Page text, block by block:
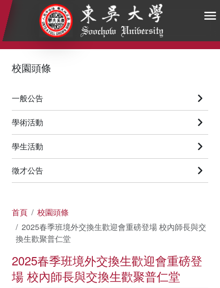
:::
校園頭條
一般公告
學術活動
學生活動
徵才公告
首頁
校園頭條
2025春季班境外交換生歡迎會重磅登場 校內師長與交
換生歡聚普仁堂
2025春季班境外交換生歡迎會重磅登
場 校內師長與交換生歡聚普仁堂